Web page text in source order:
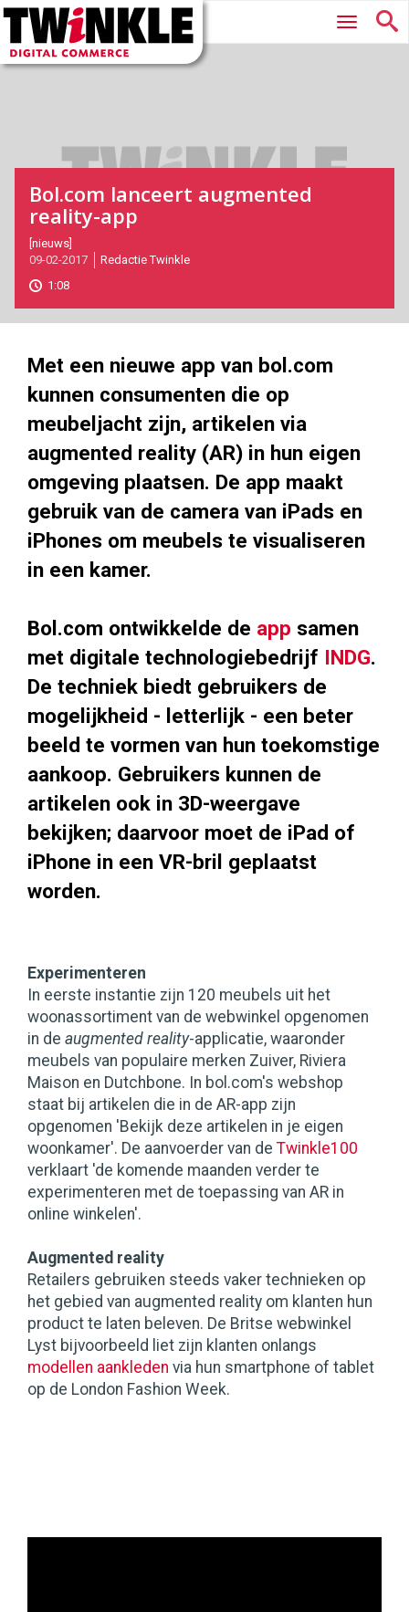
Twinkle
Digital
Commerce
Hoofdmenu
Bol.com lanceert augmented
reality-app
2017-
02-
09T15:58:00
2017-
05-
[nieuws]
09-02-2017
Redactie Twinkle
1:08
Met een nieuwe app van bol.com
kunnen consumenten die op
meubeljacht zijn, artikelen via
augmented reality (AR) in hun eigen
omgeving plaatsen. De app maakt
gebruik van de camera van iPads en
iPhones om meubels te visualiseren
in een kamer.
Bol.com ontwikkelde de app samen
met digitale technologiebedrijf INDG.
De techniek biedt gebruikers de
mogelijkheid - letterlijk - een beter
beeld te vormen van hun toekomstige
aankoop. Gebruikers kunnen de
artikelen ook in 3D-weergave
bekijken; daarvoor moet de iPad of
iPhone in een VR-bril geplaatst
worden.
Experimenteren
In eerste instantie zijn 120 meubels uit het
woonassortiment van de webwinkel opgenomen
in de augmented reality-applicatie, waaronder
meubels van populaire merken Zuiver, Riviera
Maison en Dutchbone. In bol.com's webshop
staat bij artikelen die in de AR-app zijn
opgenomen 'Bekijk deze artikelen in je eigen
woonkamer'. De aanvoerder van de Twinkle100
verklaart 'de komende maanden verder te
experimenteren met de toepassing van AR in
online winkelen'.
Augmented reality
Retailers gebruiken steeds vaker technieken op
het gebied van augmented reality om klanten hun
product te laten beleven. De Britse webwinkel
Lyst bijvoorbeeld liet zijn klanten onlangs
modellen aankleden via hun smartphone of tablet
op de London Fashion Week.